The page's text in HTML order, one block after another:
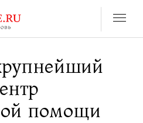
помощи